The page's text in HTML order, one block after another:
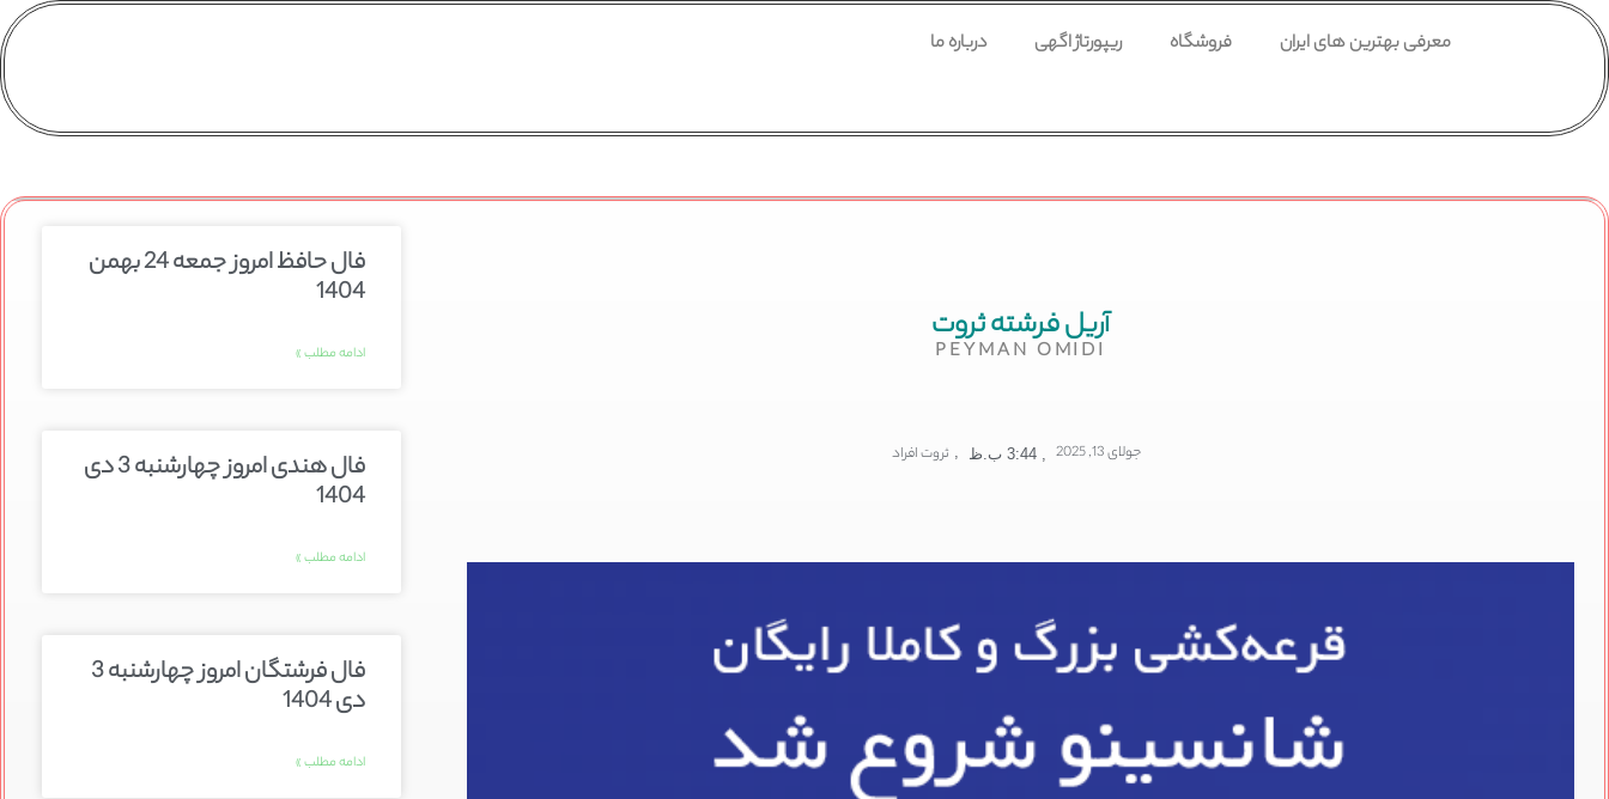
معرفی بهترین های ایران فروشگاه ریپورتاژ اگهی درباره ما
آریل فرشته ثروت
PEYMAN OMIDI
جولای 13, 2025 3:44 ب.ظ , ثروت افراد
فال حافظ امروز جمعه 24 بهمن
1404
ادامه مطلب »
فال هندی امروز چهارشنبه 3 دی
1404
ادامه مطلب »
فال فرشتگان امروز چهارشنبه 3
دی 1404
ادامه مطلب »